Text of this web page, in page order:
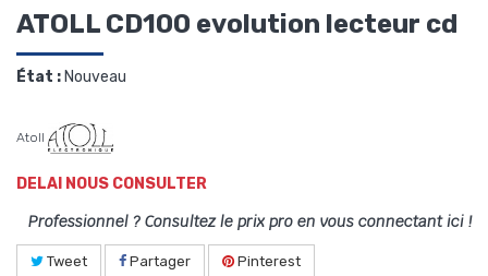
ATOLL CD100 evolution lecteur cd
État :Nouveau
Atoll
DELAI NOUS CONSULTER
Professionnel ? Consultez le prix pro en vous connectant ici !
Tweet Partager Pinterest